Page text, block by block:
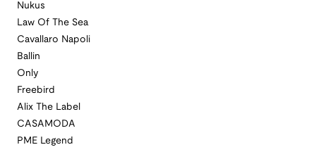
Nukus
Law Of The Sea
Cavallaro Napoli
Ballin
Only
Freebird
Alix The Label
CASAMODA
PME Legend